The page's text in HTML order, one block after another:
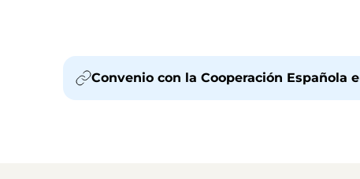
Convenio con la Cooperación Española